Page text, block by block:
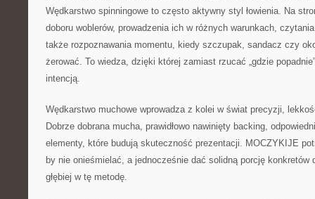
Wędkarstwo spinningowe to często aktywny styl łowienia. Na
doboru woblerów, prowadzenia ich w różnych warunkach,
także rozpoznawania momentu, kiedy szczupak, sandacz czy
żerować. To wiedza, dzięki której zamiast rzucać „gdzie
intencją.
Wędkarstwo muchowe wprowadza z kolei w świat precyzji,
Dobrze dobrana mucha, prawidłowo nawinięty backing,
elementy, które budują skuteczność prezentacji. MOCZYKIJE
by nie onieśmielać, a jednocześnie dać solidną porcję
głębiej w tę metodę.